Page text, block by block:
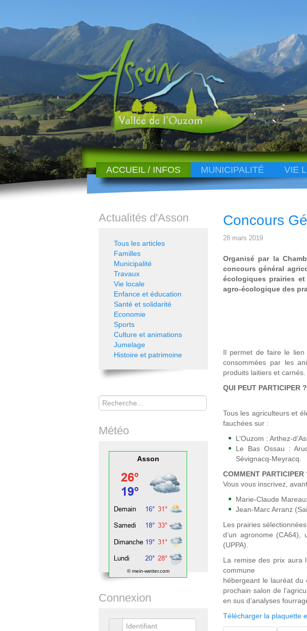
ACCUEIL / INFOS MUNICIPALITÉ VIE
Concours
28 mars 2019
Organisé par la
concours général
écologiques prairies et
agro-écologique des
Il permet de faire le
consommées par les
produits laitiers et carnés.
QUI PEUT PARTICIPER ?
Tous les agriculteurs et
fauchées sur :
L’Ouzom : Arthez-
Le Bas Ossau :
Sévignacq-Meyracq.
COMMENT PARTICIPER
Vous vous inscrivez,
Marie-Claude
Jean-Marc Arranz
Les prairies
d’un agronome (CA64),
(UPPA).
La remise des prix aura
commune
hébergeant le lauréat
prochain salon de
en sus d’analyses
Télécharger la plaquette
Actualités d'Asson
Tous les articles
Familles
Municipalité
Travaux
Vie locale
Enfance et éducation
Santé et solidarité
Economie
Sports
Culture et animations
Jumelage
Histoire et patrimoine
Rechercher
Météo
Asson
© mein-wetter.com
Connexion